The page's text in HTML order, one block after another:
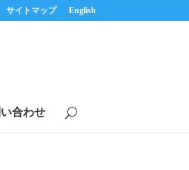
サイトマップ English
合わせ